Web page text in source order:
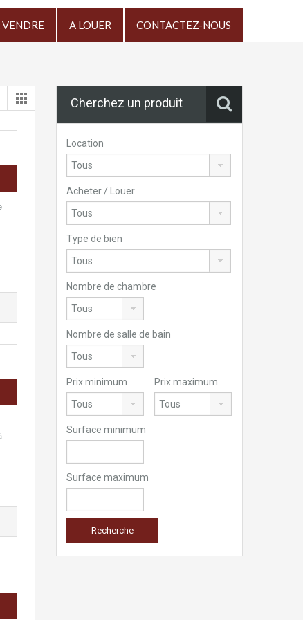
VENDRE A LOUER CONTACTEZ-NOUS
Cherchez un produit
Location
Acheter / Louer
Type de bien
Nombre de chambre
Nombre de salle de bain
Prix minimum Prix maximum
Surface minimum
Surface maximum